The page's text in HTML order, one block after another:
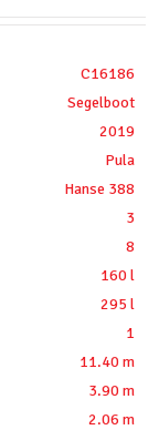
C16186
Segelboot
2019
Pula
Hanse 388
3
8
160 l
295 l
1
11.40 m
3.90 m
2.06 m